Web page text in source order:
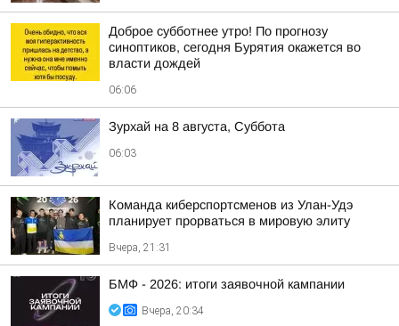
Доброе субботнее утро! По прогнозу
синоптиков, сегодня Бурятия окажется во
власти дождей
06:06
Зурхай на 8 августа, Суббота
06:03
Команда киберспортсменов из Улан-Удэ
планирует прорваться в мировую элиту
Вчера, 21:31
БМФ - 2026: итоги заявочной кампании
Вчера, 20:34